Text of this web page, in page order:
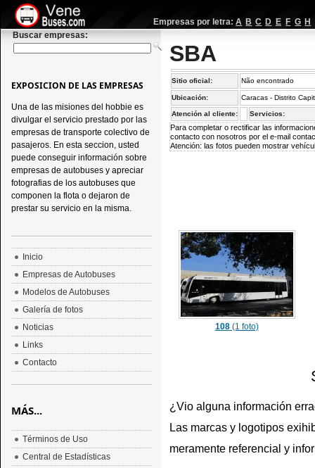
Empresas por letra: A B C D E F G H
Buscar empresas:
SBA
Sitio oficial: Não encontrado
Ubicación: Caracas - Distrito
Atención al cliente: Servicios:
Para completar o rectificar las
contacto con nosotros por el e-mail
Atención: las fotos pueden mostrar
108(1 foto)
¿Vio alguna información
Las marcas y logotipos
meramente referencial y
EXPOSICION DE LAS EMPRESAS
Una de las misiones del hobbie es
divulgar el servicio prestado por las
empresas de transporte colectivo de
pasajeros. En esta seccion, usted
puede conseguir información sobre
empresas de autobuses y apreciar
fotografias de los autobuses que
componen la flota o dejaron de
prestar su servicio en la misma.
Inicio
Empresas de Autobuses
Modelos de Autobuses
Galería de fotos
Noticias
Links
Contacto
MÁS...
Términos de Uso
Central de Estadísticas